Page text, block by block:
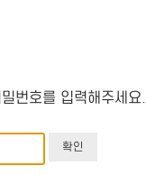
번호를 입력해주세요.